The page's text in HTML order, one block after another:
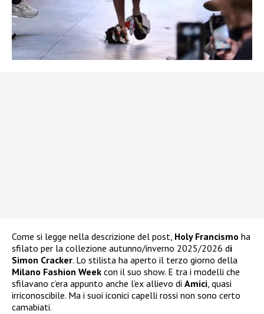
Come si legge nella descrizione del post, Holy Francismo ha
sfilato per la collezione autunno/inverno 2025/2026 di
Simon Cracker. Lo stilista ha aperto il terzo giorno della
Milano Fashion Week con il suo show. E tra i modelli che
sfilavano c’era appunto anche l’ex allievo di Amici, quasi
irriconoscibile. Ma i suoi iconici capelli rossi non sono certo
camabiati.